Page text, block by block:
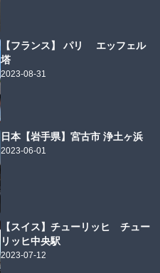
【フランス】 パリ エッフェル
塔
2023-08-31
日本【岩手県】宮古市 浄土ヶ浜
2023-06-01
【スイス】チューリッヒ チュー
リッヒ中央駅
2023-07-12